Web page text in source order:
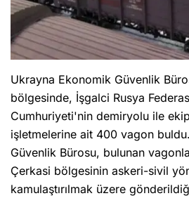
Ukrayna Ekonomik Güvenlik
bölgesinde, İşgalci Rusya
Cumhuriyeti'nin demiryolu ile
işletmelerine ait 400 vagon
Güvenlik Bürosu, bulunan
Çerkasi bölgesinin askeri-sivil
kamulaştırılmak üzere